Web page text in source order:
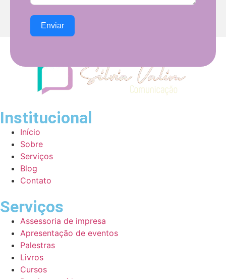
Enviar
Institucional
Início
Sobre
Serviços
Blog
Contato
Serviços
Assessoria de impresa
Apresentação de eventos
Palestras
Livros
Cursos